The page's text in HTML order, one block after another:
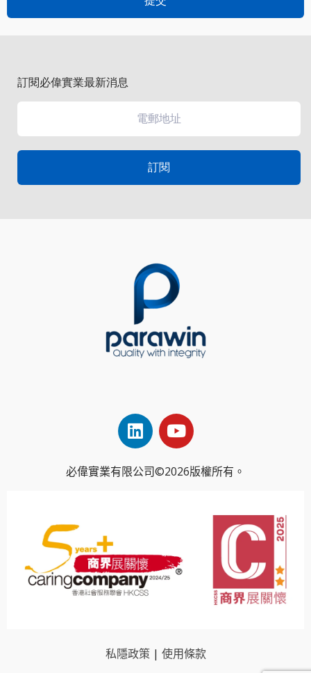
訂閱必偉實業最新消息
必偉實業有限公司©2026版權所有。
私隱政策| 使用條款